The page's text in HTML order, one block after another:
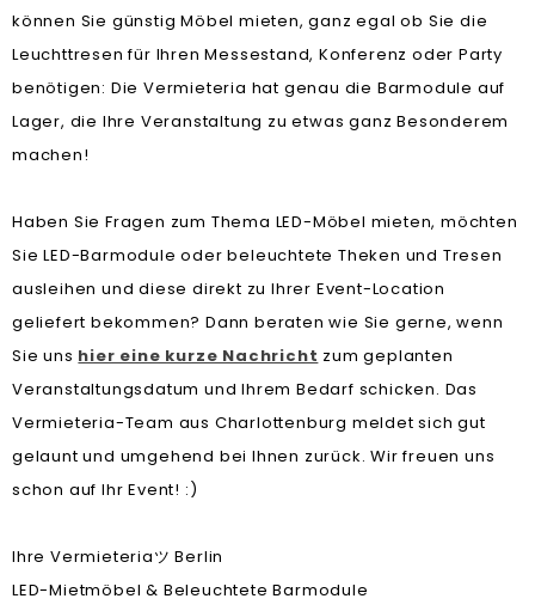
können Sie günstig Möbel mieten, ganz egal ob Sie die
Leuchttresen für Ihren Messestand, Konferenz oder Party
benötigen: Die Vermieteria hat genau die Barmodule auf
Lager, die Ihre Veranstaltung zu etwas ganz Besonderem
machen!
Haben Sie Fragen zum Thema LED-Möbel mieten, möchten
Sie LED-Barmodule oder beleuchtete Theken und Tresen
ausleihen und diese direkt zu Ihrer Event-Location
geliefert bekommen? Dann beraten wie Sie gerne, wenn
Sie uns hier eine kurze Nachricht zum geplanten
Veranstaltungsdatum und Ihrem Bedarf schicken. Das
Vermieteria-Team aus Charlottenburg meldet sich gut
gelaunt und umgehend bei Ihnen zurück. Wir freuen uns
schon auf Ihr Event! :)
Ihre Vermieteria ツ Berlin
LED-Mietmöbel & Beleuchtete Barmodule